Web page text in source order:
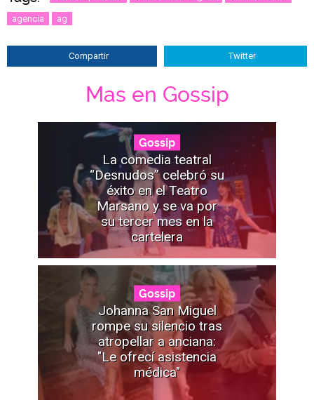
agencia ag
Compartir Twitter
Mas en Gossip
Gossip
La comedia teatral
“Desnudos” celebró su
éxito en el Teatro
Marsano y se va por
su tercer mes en la
cartelera
Gossip
Johanna San Miguel
rompe su silencio tras
atropellar a anciana:
"Le ofrecí asistencia
médica"